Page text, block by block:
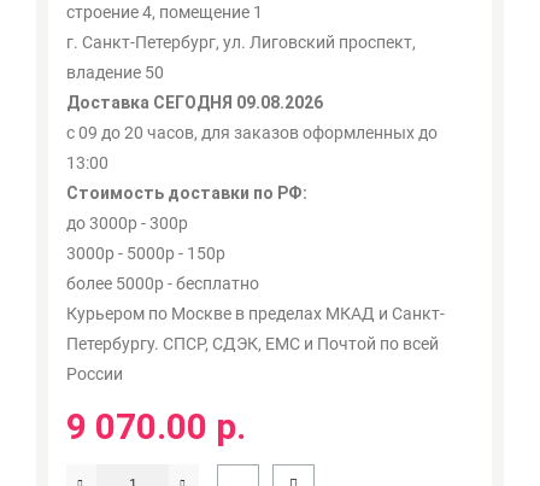
строение 4, помещение 1
г. Санкт-Петербург, ул. Лиговский проспект,
владение 50
Доставка СЕГОДНЯ 09.08.2026
с 09 до 20 часов, для заказов оформленных до
13:00
Стоимость доставки по РФ:
до 3000р - 300р
3000р - 5000р - 150р
более 5000р - бесплатно
Курьером по Москве в пределах МКАД и Санкт-
Петербургу. СПСР, СДЭК, ЕМС и Почтой по всей
России
9 070.00 р.